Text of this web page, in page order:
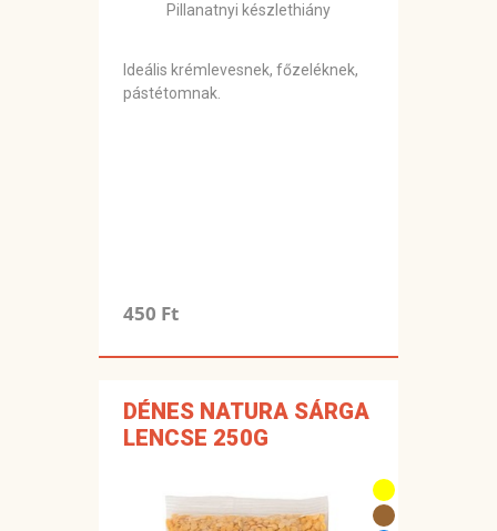
Pillanatnyi készlethiány
Ideális krémlevesnek, főzeléknek,
pástétomnak.
450 Ft
DÉNES NATURA SÁRGA
LENCSE 250G